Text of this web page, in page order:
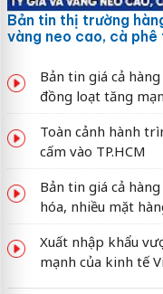
Bản tin thị trường
vàng neo cao, cà
Bản tin giá cả
đồng loạt tăng
Toàn cảnh hành
cấm vào TP.HCM
Bản tin giá cả
hóa, nhiều mặt
Xuất nhập khẩu
mạnh của kinh tế